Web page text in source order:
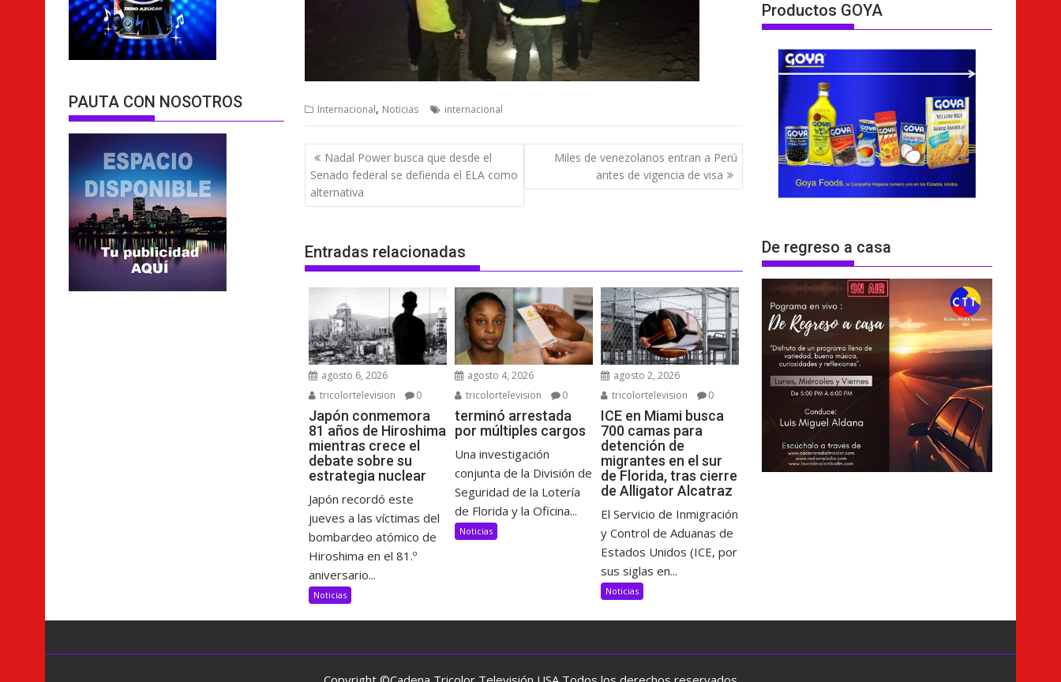
Internacional, Noticias internacional
Navegación
de
entradas
Nadal Power busca que desde el
Senado federal se defienda el ELA como
alternativa
Miles de venezolanos entran a Perú
antes de vigencia de visa
Entradas relacionadas
agosto 6, 2026
tricolortelevision
0
Japón conmemora
81 años de Hiroshima
mientras crece el
debate sobre su
estrategia nuclear
Japón recordó este
jueves a las víctimas del
bombardeo atómico de
Hiroshima en el 81.º
aniversario...
Noticias
agosto 4, 2026
tricolortelevision
0
terminó arrestada
por múltiples cargos
Una investigación
conjunta de la División de
Seguridad de la Lotería
de Florida y la Oficina...
Noticias
agosto 2, 2026
tricolortelevision
0
ICE en Miami busca
700 camas para
detención de
migrantes en el sur
de Florida, tras cierre
de Alligator Alcatraz
El Servicio de Inmigración
y Control de Aduanas de
Estados Unidos (ICE, por
sus siglas en...
Noticias
PAUTA CON NOSOTROS
Productos GOYA
De regreso a casa